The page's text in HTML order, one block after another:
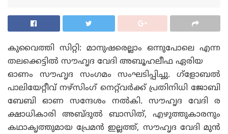
കുവൈത്തി സിറ്റി: മാനുഷരെല്ലാം ഒന്നുപോലെ എന്ന
തലക്കെട്ടിൽ സൗഹൃദ വേദി അബൂഹലീഫ ഏരിയ
ഓണം സൗഹൃദ സംഗമം സംഘടിപ്പിച്ചു. ഗ്ളോബൽ
പാലിയേറ്റീവ് നഴ്‌സിംഗ് നെറ്റ്‌വർക്ക് പ്രതിനിധി ജോബി
ബേബി ഓണ സന്ദേശം നൽകി. സൗഹൃദ വേദി ര
ക്ഷാധികാരി അബ്‌ദുൽ ബാസിത്, എഴുത്തുകാരനും
കഥാകൃത്തുമായ പ്രേമൻ ഇല്ലത്ത്, സൗഹൃദ വേദി മുൻ